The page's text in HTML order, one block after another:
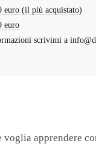
euro (il più acquistato)
euro
scrivimi a
apprendere